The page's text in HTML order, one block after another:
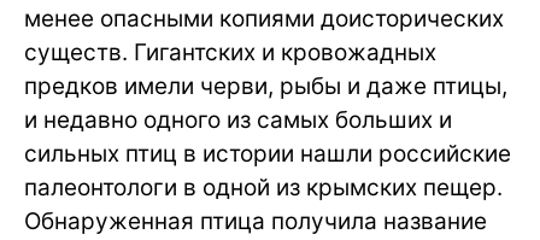
менее опасными копиями доисторических
существ. Гигантских и кровожадных
предков имели черви, рыбы и даже птицы,
и недавно одного из самых больших и
сильных птиц в истории нашли российские
палеонтологи в одной из крымских пещер.
Обнаруженная птица получила название